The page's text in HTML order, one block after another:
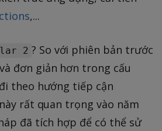
,...
2 ? So với phiên bản trước
đơn giản hơn trong cấu
theo hướng tiếp cận
rất quan trọng vào năm
đã tích hợp để có thể sử